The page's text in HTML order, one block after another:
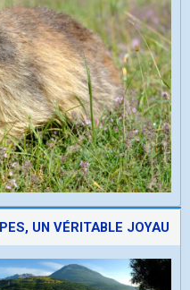
UN VÉRITABLE JOYAU